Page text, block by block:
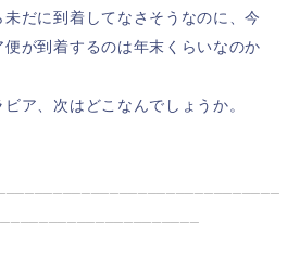
だに到着してなさそうなのに、今
便が到着するのは年末くらいなのか
ア、次はどこなんでしょうか。